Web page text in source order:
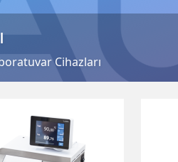
Cihazları